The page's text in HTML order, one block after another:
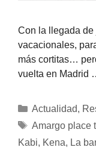
Con la llegada
vacacionales,
más cortitas…
vuelta en Madrid
Actualidad,
Amargo place
Kabi, Kena, La